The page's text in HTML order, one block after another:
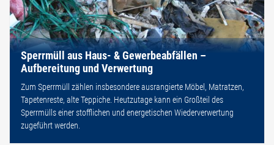
Sperrmüll aus Haus- & Gewerbeabfällen –
Aufbereitung und Verwertung
Zum Sperrmüll zählen insbesondere ausrangierte Möbel, Matratzen,
Tapetenreste, alte Teppiche. Heutzutage kann ein Großteil des
Sperrmülls einer stofflichen und energetischen Wiederverwertung
zugeführt werden.